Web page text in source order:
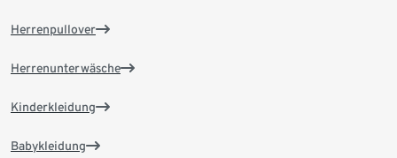
Herrenpullover
Herrenunterwäsche
Kinderkleidung
Babykleidung